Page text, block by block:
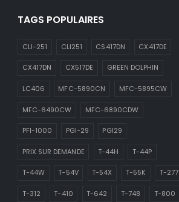
TAGS POPULAIRES
CLI-251 CLI251 CS417DN CX417DE
CX417DN CX517DE GREEN DOLPHIN
LC406 MFC-5890CN MFC-5895CW
MFC-6490CW MFC-6890CDW
PFI-1000 PGI-29 PGI29
PRIX SUR DEMANDE T-44H T-44P
T-44W T-54V T-54X T-55K T-277
T-312 T-410 T-642 T-748 T-800